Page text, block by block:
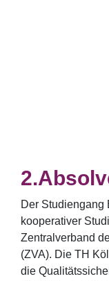
Der Studiengang
kooperativer
Zentralverband
(ZVA). Die TH
die